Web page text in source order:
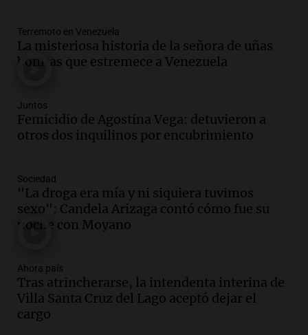
Episodios
Audio.Solicitan quiebra de Lebron
Group en medio de una investigación
Panorama Federal
Episodios
Audio.Detienen a pareja en Alderete por
mediante delivery
Panorama Federal
Episodios
Audio. El alzobispo García Cueva llama a
Panorama Federal
Episodios
Audio.La inflación en Buenos Aires
alcanza el 2,9% en julio, generando
Terremoto en Venezuela
La misteriosa historia de la señora de uñas
bonitas que estremece a Venezuela
Juntos
Femicidio de Agostina Vega: detuvieron a
otros dos inquilinos por encubrimiento
Sociedad
"La droga era mía y ni siquiera tuvimos
sexo": Candela Arizaga contó cómo fue su
noche con Moyano
Ahora país
Tras atrincherarse, la intendenta interina de
Villa Santa Cruz del Lago aceptó dejar el
cargo